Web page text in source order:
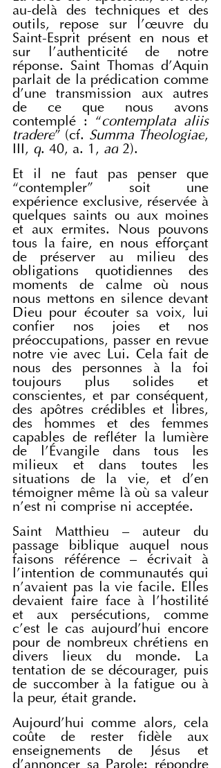
au-delà des techniques et des
outils, repose sur l’œuvre du
Saint-Esprit présent en nous et
sur l’authenticité de notre
réponse. Saint Thomas d’Aquin
parlait de la prédication comme
d’une transmission aux autres
de ce que nous avons
contemplé : “contemplata aliis
tradere” (cf. Summa Theologiae,
III, q. 40, a. 1, ad 2).
Et il ne faut pas penser que
“contempler” soit une
expérience exclusive, réservée à
quelques saints ou aux moines
et aux ermites. Nous pouvons
tous la faire, en nous efforçant
de préserver au milieu des
obligations quotidiennes des
moments de calme où nous
nous mettons en silence devant
Dieu pour écouter sa voix, lui
confier nos joies et nos
préoccupations, passer en revue
notre vie avec Lui. Cela fait de
nous des personnes à la foi
toujours plus solides et
conscientes, et par conséquent,
des apôtres crédibles et libres,
des hommes et des femmes
capables de refléter la lumière
de l’Évangile dans tous les
milieux et dans toutes les
situations de la vie, et d’en
témoigner même là où sa valeur
n’est ni comprise ni acceptée.
Saint Matthieu – auteur du
passage biblique auquel nous
faisons référence – écrivait à
l’intention de communautés qui
n’avaient pas la vie facile. Elles
devaient faire face à l’hostilité
et aux persécutions, comme
c’est le cas aujourd’hui encore
pour de nombreux chrétiens en
divers lieux du monde. La
tentation de se décourager, puis
de succomber à la fatigue ou à
la peur, était grande.
Aujourd’hui comme alors, cela
coûte de rester fidèle aux
enseignements de Jésus et